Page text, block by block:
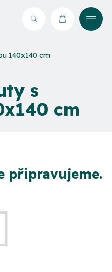
Hledat NÁKUPNÍ
140x140 cm
s
cm
připravujeme.